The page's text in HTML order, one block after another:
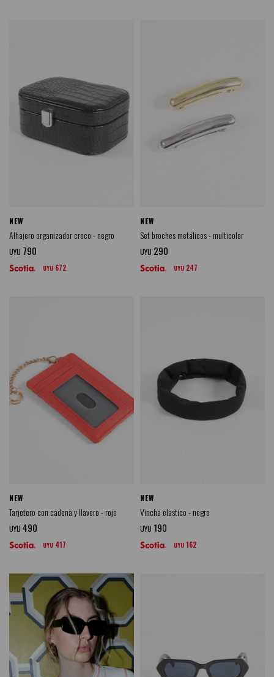
NEW
Alhajero organizador croco - negro
UYU 790
UYU 672
NEW
Set broches metálicos - multicolor
UYU 290
UYU 247
NEW
Tarjetero con cadena y llavero - rojo
UYU 490
UYU 417
NEW
Vincha elastico - negro
UYU 190
UYU 162